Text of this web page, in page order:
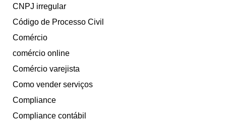
CNPJ irregular
Código de Processo Civil
Comércio
comércio online
Comércio varejista
Como vender serviços
Compliance
Compliance contábil